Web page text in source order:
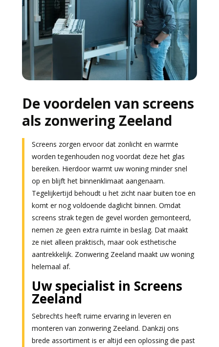
De voordelen van screens
als zonwering Zeeland
Screens zorgen ervoor dat zonlicht en warmte
worden tegenhouden nog voordat deze het glas
bereiken. Hierdoor warmt uw woning minder snel
op en blijft het binnenklimaat aangenaam.
Tegelijkertijd behoudt u het zicht naar buiten toe en
komt er nog voldoende daglicht binnen. Omdat
screens strak tegen de gevel worden gemonteerd,
nemen ze geen extra ruimte in beslag. Dat maakt
ze niet alleen praktisch, maar ook esthetische
aantrekkelijk. Zonwering Zeeland maakt uw woning
helemaal af.
Uw specialist in Screens
Zeeland
Sebrechts heeft ruime ervaring in leveren en
monteren van zonwering Zeeland. Dankzij ons
brede assortiment is er altijd een oplossing die past